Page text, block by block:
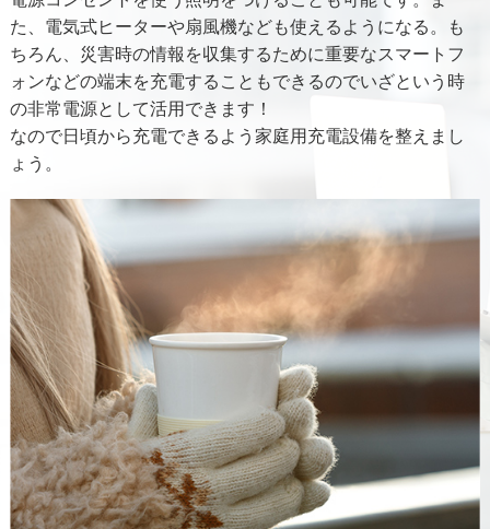
た、電気式ヒーターや扇風機なども使えるようになる。も
ちろん、災害時の情報を収集するために重要なスマートフ
ォンなどの端末を充電することもできるのでいざという時
の非常電源として活用できます！
なので日頃から充電できるよう家庭用充電設備を整えまし
ょう。